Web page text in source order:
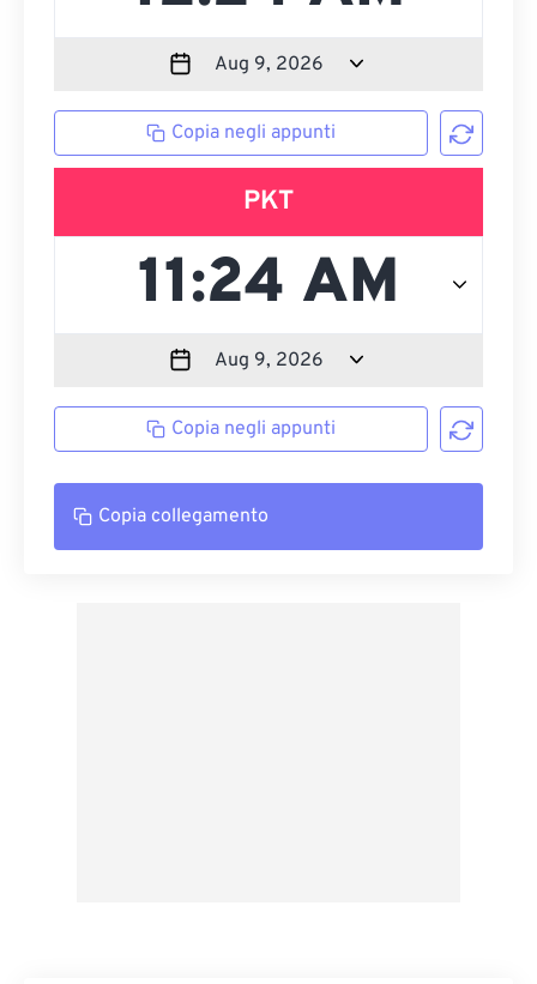
Copia negli appunti
PKT
Copia negli appunti
Copia collegamento